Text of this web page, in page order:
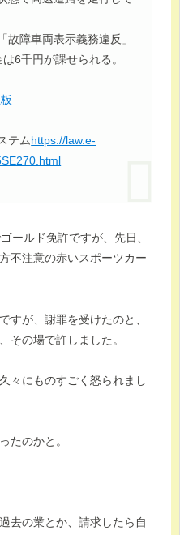
故障車両表示義務違反」
6千円が課せられる。
テムhttps://law.e-
ールド免許ですが、先日、
不注意の赤いスポーツカー
すが、謝罪を受けたのと、
その場で許しました。
々にものすごく怒られまし
たのかと。
去の業とか、請求したら自